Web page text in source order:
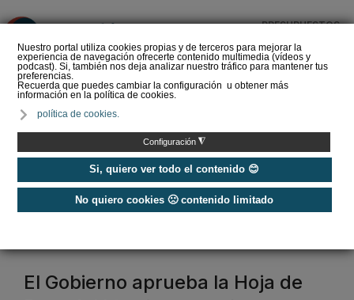
Nuestro portal utiliza cookies propias y de terceros para mejorar la
experiencia de navegación ofrecerte contenido multimedia (vídeos y
podcast). Si, también nos deja analizar nuestro tráfico para mantener tus
preferencias.
Recuerda que puedes cambiar la configuración u obtener más
información en la política de cookies.
política de cookies.
Configuración ◮
Si, quiero ver todo el contenido 😊
No quiero cookies 🙁 contenido limitado
PRESUPUESTOS
del Amperio (Episodio 3)
Etiquetas / biocombustibles
El Gobierno aprueba la Hoja de